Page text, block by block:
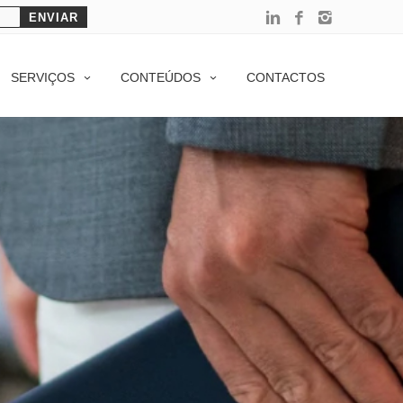
SERVIÇOS CONTEÚDOS CONTACTOS